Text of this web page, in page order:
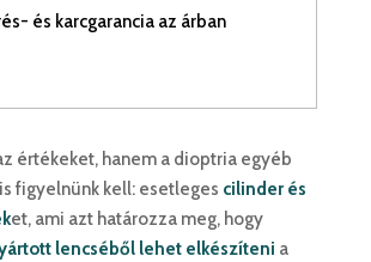
és karcgarancia az árban
értékeket, hanem a dioptria egyéb
figyelnünk kell: esetleges cilinder és
et, ami azt határozza meg, hogy
lencséből lehet elkészíteni a